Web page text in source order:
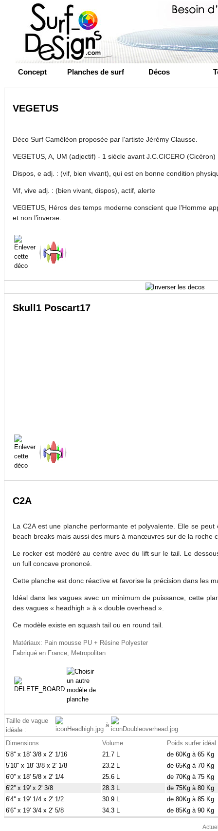
Concept Planches de surf Décos
VEGETUS
Déco Surf Caméléon proposée par l'artiste Jérémy Clausse.
VEGETUS, A, UM (adjectif) - 1 siècle avant J.C.CICERO (Cicéron)
Dispos, e adj. : (vif, bien vivant), qui est en bonne condition
Vif, vive adj. : (bien vivant, dispos), actif, alerte
VEGETUS, Héros des temps moderne conscient que l’Homme
et non l’inverse.
Skull1 Poscart17
C2A
La C2A est une planche performante et polyvalente. Elle se peut
beach breaks mais aussi des murs à manœuvres sur de la roche
Le rocker est modéré au centre avec du lift sur le tail. Le
un full concave prononcé.
Cette planche est donc réactive et favorise la précision dans les
Idéal dans les vagues avec un minimum de puissance, cette
des vagues « headhigh » à « double overhead ».
Ce modèle existe en squash tail ou en round tail.
Matériaux: Pain mousse PU + Résine Polyester
Fabriqué en France, Metropolitan
Taille de vague
idéale :
à
Dimensions Volume
Poids surfer
5'8'' x 18' 3/8 x 2' 1/16
21.7 L
de 60Kg à 65 Kg
5'10'' x 18' 3/8 x 2' 1/8
23.2 L
de 65Kg à 70 Kg
6'0'' x 18' 5/8 x 2' 1/4
25.6 L
de 70Kg à 75 Kg
6'2'' x 19' x 2' 3/8
28.3 L
de 75Kg à 80 Kg
6'4'' x 19' 1/4 x 2' 1/2
30.9 L
de 80Kg à 85 Kg
6'6'' x 19' 3/4 x 2' 5/8
34.3 L de 85Kg à 90 Kg